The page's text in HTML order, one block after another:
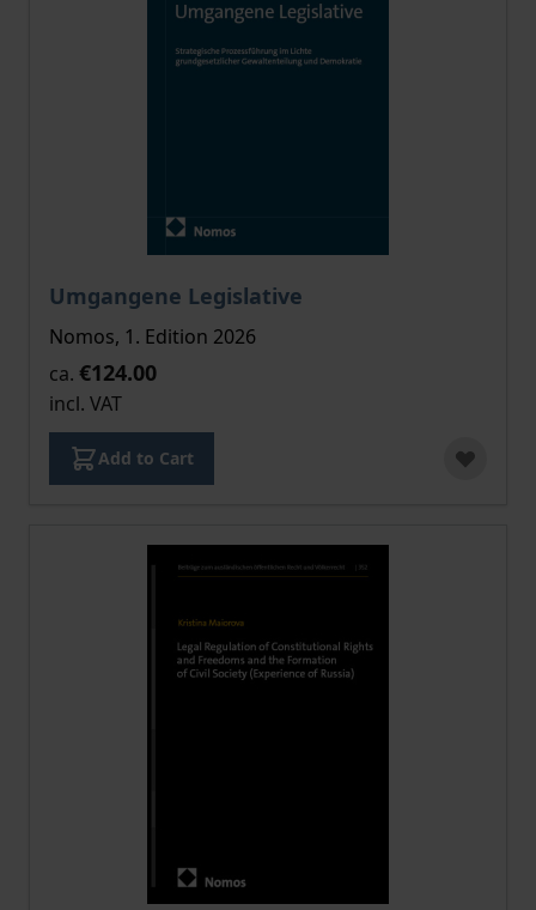
Umgangene Legislative
The price depends on the options chosen on the
Nomos, 1. Edition 2026
ca. €124.00
incl. VAT
Add to Cart